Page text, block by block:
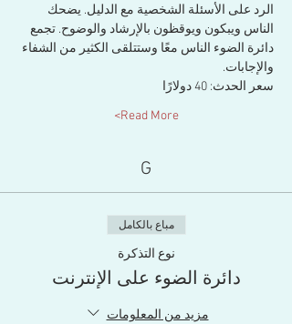
الرد على الأسئلة الشخصية مع الدليل. يضحك
الناس ويبكون ويوقظون بالإرشاد والوضوح. تجمع
دائرة الضوء الناس معًا وستتلقى الكثير من الشفاء
والإجابات.
سعر الحدث: 40 دولارًا
Read More>
G
مباع بالكامل
نوع التذكرة
دائرة الضوء على الإنترنت
مزيد من المعلومات